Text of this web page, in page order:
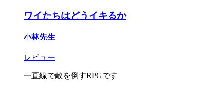
ワイたちはどうイキるか
小林先生
レビュー
一直線で敵を倒すRPGです